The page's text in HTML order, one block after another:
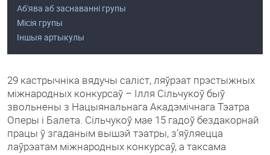
Аб'ява аб заснаванні групы
Місія групы
Іншыя артыкулы
29 кастрычніка вядучы саліст, ляўрэат прэстыжных
міжнародных конкурсаў – Ілля Сільчукоў быў
звольнены з Нацыянальнага Акадэмічнага Тэатра
Оперы і Балета. Сільчукоў мае 15 гадоў бездакорнай
працы ў згаданым вышэй тэатры, з’яўляецца
лаўрэатам міжнародных конкурсаў, а таксама